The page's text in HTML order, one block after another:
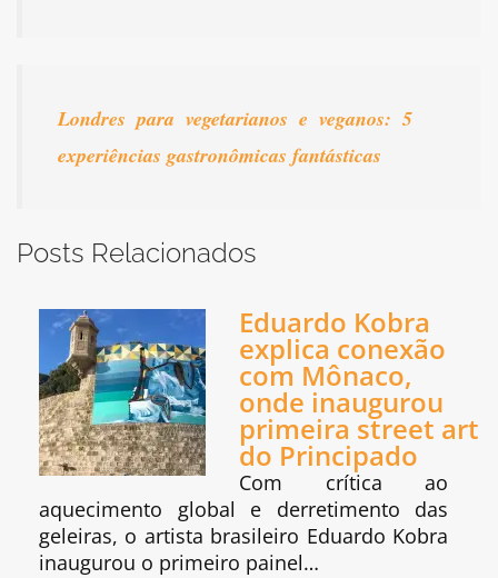
Londres para vegetarianos e veganos: 5
experiências gastronômicas fantásticas
Posts Relacionados
Eduardo Kobra
explica conexão
com Mônaco,
onde inaugurou
primeira street art
do Principado
Com crítica ao
aquecimento global e derretimento das
geleiras, o artista brasileiro Eduardo Kobra
inaugurou o primeiro painel…